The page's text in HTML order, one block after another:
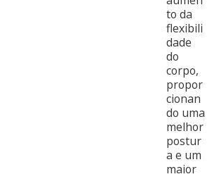
to da
flexibili
dade
do
corpo,
propor
cionan
do uma
melhor
postur
a e um
maior